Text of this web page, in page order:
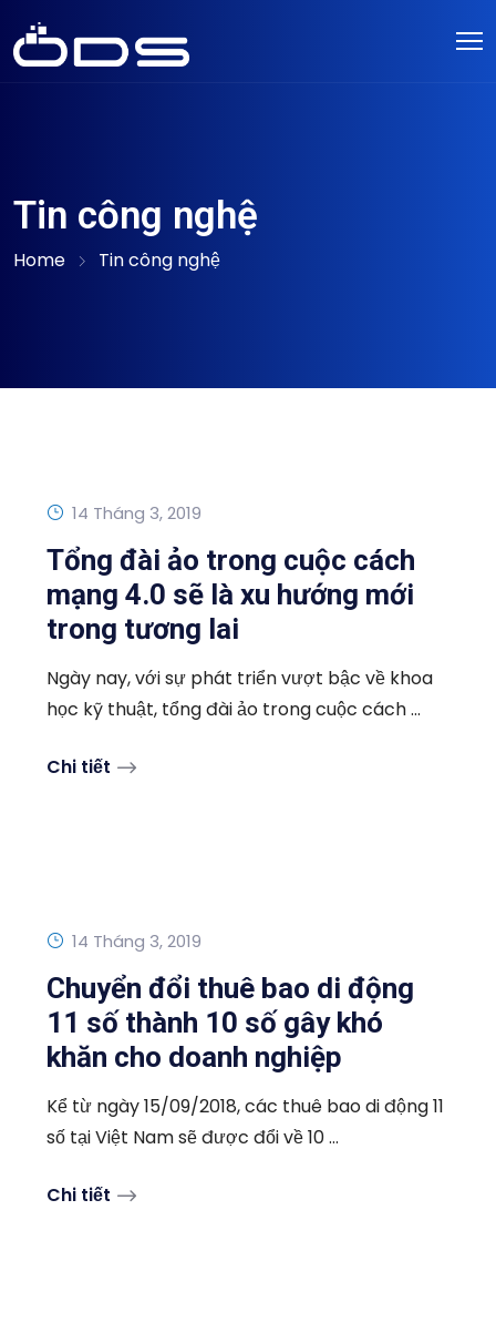
Tin công nghệ
Home Tin công nghệ
14 Tháng 3, 2019
Tổng đài ảo trong cuộc cách
mạng 4.0 sẽ là xu hướng mới
trong tương lai
Ngày nay, với sự phát triển vượt bậc về khoa
học kỹ thuật, tổng đài ảo trong cuộc cách ...
Chi tiết
14 Tháng 3, 2019
Chuyển đổi thuê bao di động
11 số thành 10 số gây khó
khăn cho doanh nghiệp
Kể từ ngày 15/09/2018, các thuê bao di động 11
số tại Việt Nam sẽ được đổi về 10 ...
Chi tiết